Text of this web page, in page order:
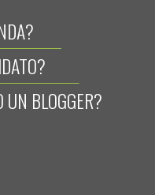
UN BLOGGER?